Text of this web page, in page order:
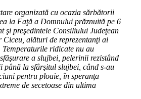
organizată cu ocazia sărbătorii
la Faţă a Domnului prăznuită pe 6
şi preşedintele Consiliului Judeţean
Ciceu, alături de reprezentanţi ai
ridicate nu au
a slujbei, pelerinii rezistând
până la sfârşitul slujbei, când s-au
pentru ploaie, în speranţa
de secetoase din ultima